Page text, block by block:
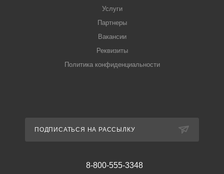
Услуги
Партнеры
Вакансии
Реквизиты
Политика конфиденциальности
ПОДПИСАТЬСЯ НА РАССЫЛКУ
8-800-555-3348